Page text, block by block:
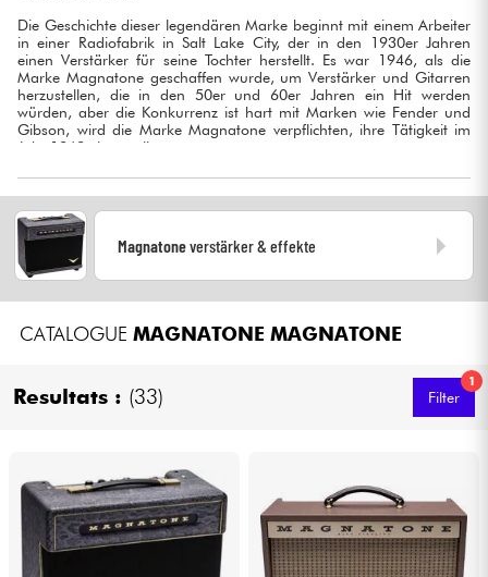
Klaviere & Piano
Synths & samplers
Studio
Mikros
DJ
Drums
Blasinstrumente
Die Geschichte dieser legendären Marke beginnt mit einem Arbeiter
in einer Radiofabrik in Salt Lake City, der in den 1930er Jahren
einen Verstärker für seine Tochter herstellt. Es war 1946, als die
Marke Magnatone geschaffen wurde, um Verstärker und Gitarren
herzustellen, die in den 50er und 60er Jahren ein Hit werden
würden, aber die Konkurrenz ist hart mit Marken wie Fender und
Gibson, wird die Marke Magnatone verpflichten, ihre Tätigkeit im
Jahr 1969 einzustellen.
Es ist Ted Krnoblum, Chef der St.Louis Music Gruppe - zu der unter
anderem Ampeg und Crate gehören -, die 2013 die Marke
Magnatone mit den neuen High-End-Combos der 50er Jahre
gewonnen haben.
Magnatoneverstärker & effekte
CATALOGUE MAGNATONE MAGNATONE
Resultats : (33)
1
Filter